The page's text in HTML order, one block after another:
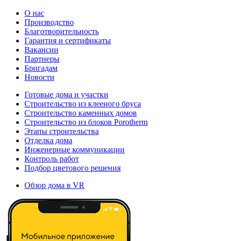
О нас
Производство
Благотворительность
Гарантия и сертификаты
Вакансии
Партнеры
Бригадам
Новости
Готовые дома и участки
Строительство из клееного бруса
Строительство каменных домов
Строительство из блоков Porotherm
Этапы строительства
Отделка дома
Инженерные коммуникации
Контроль работ
Подбор цветового решения
Обзор дома в VR